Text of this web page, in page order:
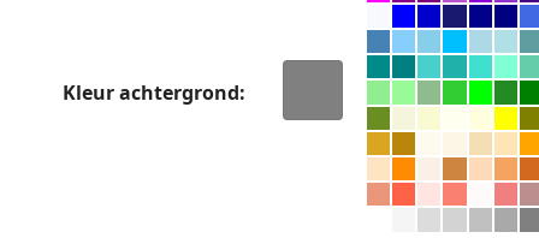
Kleur achtergrond